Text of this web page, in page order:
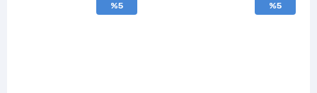
%5 %5